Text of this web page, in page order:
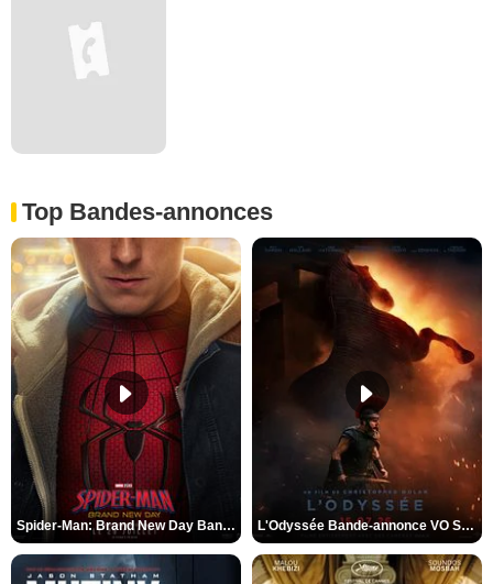
Top Bandes-annonces
Spider-Man: Brand New Day Bande-annonce VO STFR L'Odyssée Bande-annonce VO STFR